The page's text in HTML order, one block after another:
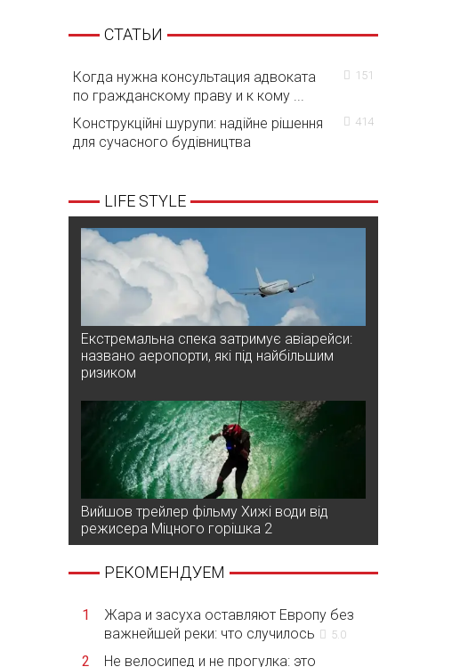
СТАТЬИ
Когда нужна консультация адвоката
по гражданскому праву и к кому ...
151
Конструкційні шурупи: надійне рішення
для сучасного будівництва
414
LIFE STYLE
Екстремальна спека затримує авіарейси:
названо аеропорти, які під найбільшим
ризиком
Вийшов трейлер фільму Хижі води від
режисера Міцного горішка 2
РЕКОМЕНДУЕМ
1
Жара и засуха оставляют Европу без
важнейшей реки: что случилось
5.0
2
Не велосипед и не прогулка: это